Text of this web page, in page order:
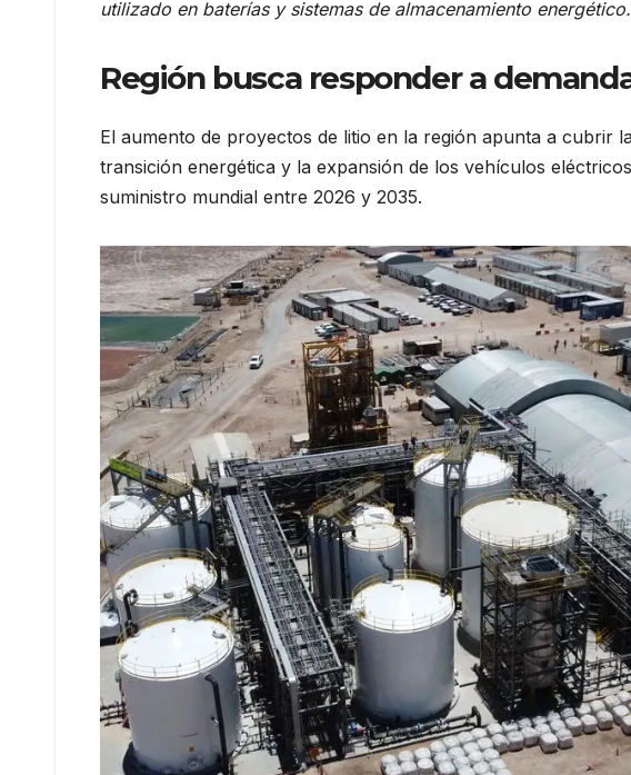
utilizado en baterías y sistemas de almacenamiento energético.
Región busca responder a
El aumento de proyectos de litio en la región apunta a cubrir
transición energética y la expansión de los vehículos
suministro mundial entre 2026 y 2035.